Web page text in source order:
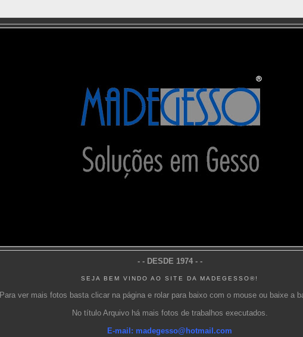
- - DESDE 1974 - -
SEJA BEM VINDO AO SITE DA MADEGESSO®!
Para ver mais fotos basta clicar na página e rolar para baixo com o mouse ou baixe a
No título Arquivo há mais fotos de trabalhos executados.
E-mail: madegesso@hotmail.com